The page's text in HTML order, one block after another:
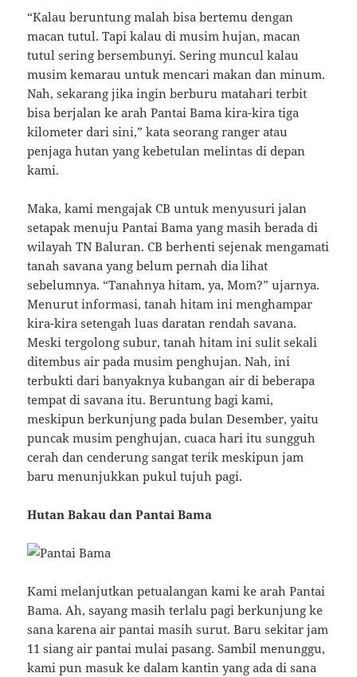
“Kalau beruntung malah bisa bertemu dengan
macan tutul. Tapi kalau di musim hujan, macan
tutul sering bersembunyi. Sering muncul kalau
musim kemarau untuk mencari makan dan minum.
Nah, sekarang jika ingin berburu matahari terbit
bisa berjalan ke arah Pantai Bama kira-kira tiga
kilometer dari sini,” kata seorang ranger atau
penjaga hutan yang kebetulan melintas di depan
kami.
Maka, kami mengajak CB untuk menyusuri jalan
setapak menuju Pantai Bama yang masih berada di
wilayah TN Baluran. CB berhenti sejenak mengamati
tanah savana yang belum pernah dia lihat
sebelumnya. “Tanahnya hitam, ya, Mom?” ujarnya.
Menurut informasi, tanah hitam ini menghampar
kira-kira setengah luas daratan rendah savana.
Meski tergolong subur, tanah hitam ini sulit sekali
ditembus air pada musim penghujan. Nah, ini
terbukti dari banyaknya kubangan air di beberapa
tempat di savana itu. Beruntung bagi kami,
meskipun berkunjung pada bulan Desember, yaitu
puncak musim penghujan, cuaca hari itu sungguh
cerah dan cenderung sangat terik meskipun jam
baru menunjukkan pukul tujuh pagi.
Hutan Bakau dan Pantai Bama
Kami melanjutkan petualangan kami ke arah Pantai
Bama. Ah, sayang masih terlalu pagi berkunjung ke
sana karena air pantai masih surut. Baru sekitar jam
11 siang air pantai mulai pasang. Sambil menunggu,
kami pun masuk ke dalam kantin yang ada di sana